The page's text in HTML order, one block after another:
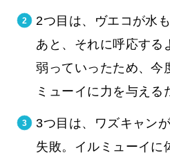
2つ目は、ヴエコが水
あと、それに呼応する
弱っていったため、今
ミューイに力を与える
3つ目は、ワズキャン
失敗。イルミューイに